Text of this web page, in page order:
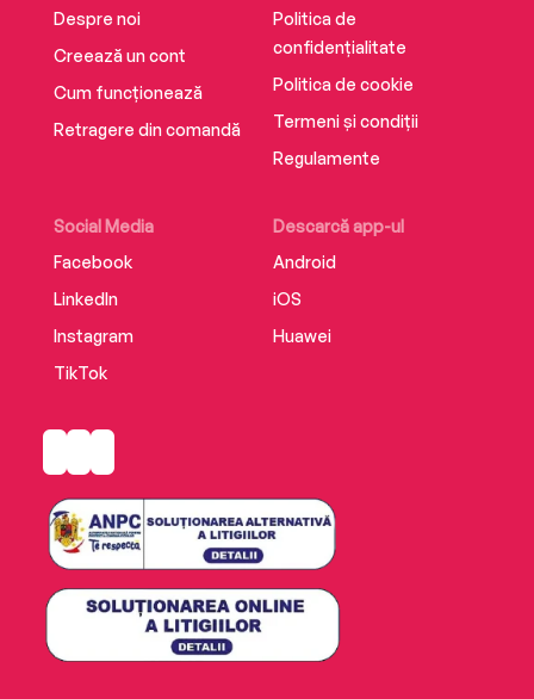
Despre noi
Creează un cont
Cum funcționează
Retragere din comandă
Social Media
Facebook
LinkedIn
Instagram
TikTok
Descarcă app-ul
Android
iOS
Huawei
Politica de
confidențialitate
Politica de cookie
Termeni și condiții
Regulamente